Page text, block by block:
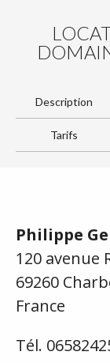
Description
Tarifs
Philippe
120 avenue
69260
France
Tél.